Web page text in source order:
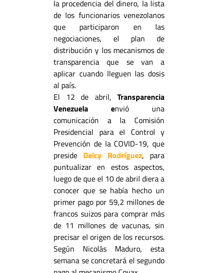
la procedencia del dinero, la lista
de los funcionarios venezolanos
que participaron en las
negociaciones, el plan de
distribución y los mecanismos de
transparencia que se van a
aplicar cuando lleguen las dosis
al país.
El 12 de abril, Transparencia
Venezuela envió una
comunicación a la Comisión
Presidencial para el Control y
Prevención de la COVID-19, que
preside Delcy Rodríguez, para
puntualizar en estos aspectos,
luego de que el 10 de abril diera a
conocer que se había hecho un
primer pago por 59,2 millones de
francos suizos para comprar más
de 11 millones de vacunas, sin
precisar el origen de los recursos.
Según Nicolás Maduro, esta
semana se concretará el segundo